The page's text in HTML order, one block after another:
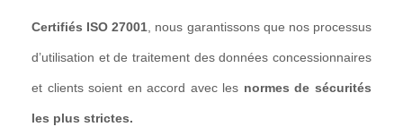
Certifiés ISO 27001 , nous garantissons que nos processus
d’utilisation et de traitement des données concessionnaires
et clients soient en accord avec les normes de sécurités
les plus strictes.